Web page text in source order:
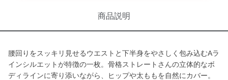
商品説明
腰回りをスッキリ見せるウエストと下半身をやさしく包み込むAラ
インシルエットが特徴の一枚。骨格ストレートさんの立体的なボ
ディラインに寄り添いながら、ヒップや太ももを自然にカバー。